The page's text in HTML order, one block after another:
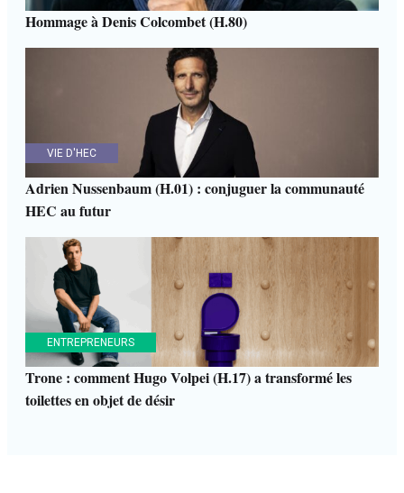
Hommage à Denis Colcombet (H.80)
VIE D'HEC
Adrien Nussenbaum (H.01) : conjuguer la communauté
HEC au futur
ENTREPRENEURS
Trone : comment Hugo Volpei (H.17) a transformé les
toilettes en objet de désir